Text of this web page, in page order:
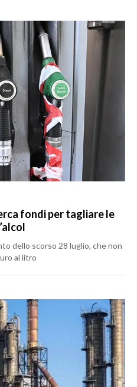
fondi per tagliare le
dello scorso 28 luglio, che non
al litro